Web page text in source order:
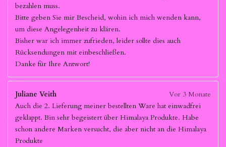
bezahlen muss.
Bitte geben Sie mir Bescheid, wohin ich mich wenden kann,
um diese Angelegenheit zu klären.
Bisher war ich immer zufrieden, leider sollte dies auch
Rücksendungen mit einbeschließen.
Danke für Ihre Antwort!
Juliane Veith
Vor 3 Monate
Auch die 2. Lieferung meiner bestellten Ware hat einwadfrei
geklappt. Bin sehr begeistert über Himalaya Produkte. Habe
schon andere Marken versucht, die aber nicht an die Himalaya
Produkte